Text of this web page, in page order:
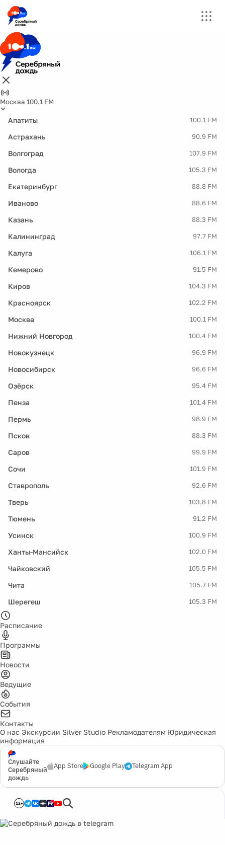
Москва 100.1 FM
Апатиты 100.1 FM
Астрахань 90.9 FM
Волгоград 107.9 FM
Вологда 105.3 FM
Екатеринбург 88.8 FM
Иваново 88.6 FM
Казань 88.3 FM
Калининград 97.7 FM
Калуга 106.1 FM
Кемерово 91.5 FM
Киров 104.3 FM
Красноярск 102.2 FM
Москва 100.1 FM
Нижний Новгород 100.4 FM
Новокузнецк 96.9 FM
Новосибирск 96.6 FM
Озёрск 95.4 FM
Пенза 101.4 FM
Пермь 98.9 FM
Псков 88.3 FM
Саров 99.9 FM
Сочи 101.9 FM
Ставрополь 92.6 FM
Тверь 103.8 FM
Тюмень 91.2 FM
Усинск 100.9 FM
Ханты-Мансийск 102.0 FM
Чайковский 105.5 FM
Чита 105.7 FM
Шерегеш 105.3 FM
Расписание
Программы
Новости
Ведущие
События
Контакты
О нас Экскурсии Silver Studio Рекламодателям Юридическая
информация
Слушайте
Серебряный
дождь
App Store Google Play Telegram App
12+